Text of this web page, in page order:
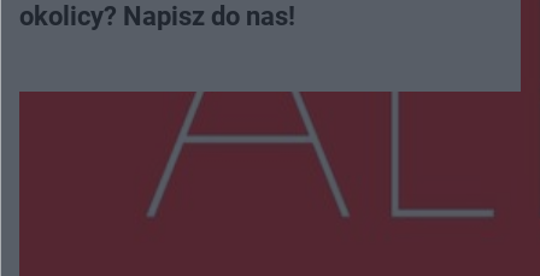
okolicy? Napisz do nas!
Więcej